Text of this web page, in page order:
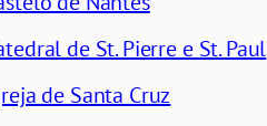
de St. Pierre e St. Paul
de Santa Cruz